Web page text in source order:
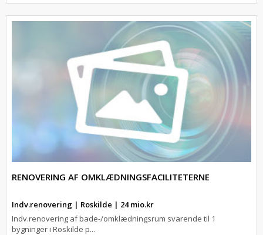
RENOVERING AF OMKLÆDNINGSFACILITETERNE
Indv.renovering | Roskilde | 24 mio.kr
Indv.renovering af bade-/omklædningsrum svarende til 1
bygninger i Roskilde p...